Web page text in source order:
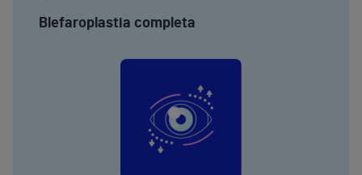
Blefaroplastia completa